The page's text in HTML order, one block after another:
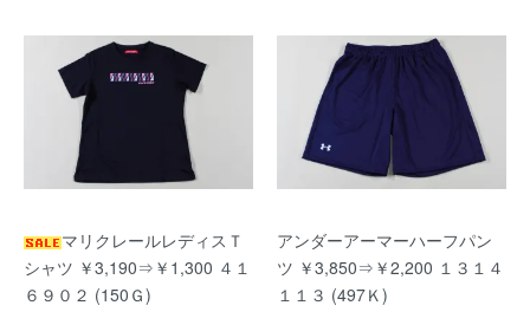
マリクレールレディスＴ
シャツ ￥3,190⇒￥1,300 ４１
６９０２ (150Ｇ)
アンダーアーマーハーフパン
ツ ￥3,850⇒￥2,200 １３１４
１１３ (497Ｋ)